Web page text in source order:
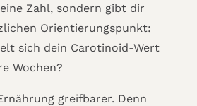
Zahl, sondern gibt dir
Orientierungspunkt:
sich dein Carotinoid-Wert
Wochen?
greifbarer. Denn